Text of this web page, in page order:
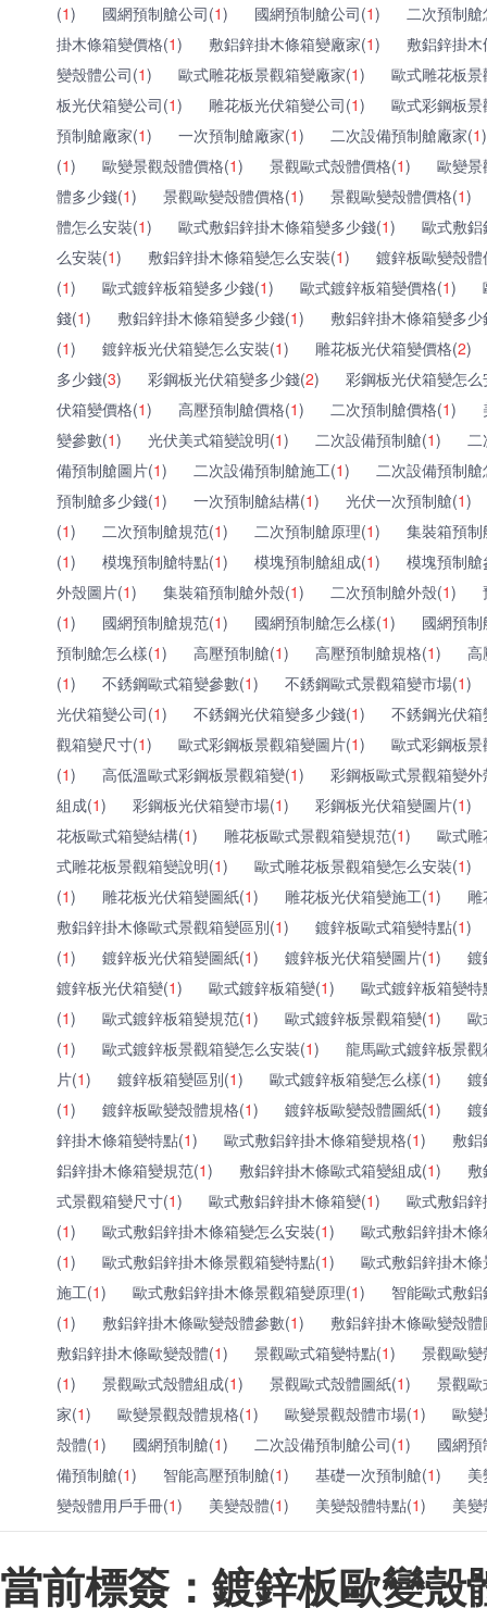
(1) 國網預制艙公司(1) 國網預制艙公司(1)
二次預制
掛木條箱變價格(1) 敷鋁鋅掛木條箱變廠家(1)
敷鋁鋅掛
變殼體公司(1) 歐式雕花板景觀箱變廠家(1)
歐式雕花板
板光伏箱變公司(1) 雕花板光伏箱變公司(1)
歐式彩鋼板
預制艙廠家(1) 一次預制艙廠家(1) 二次設備預制艙廠家(1)
(1) 歐變景觀殼體價格(1) 景觀歐式殼體價格(1)
歐變
體多少錢(1) 景觀歐變殼體價格(1) 景觀歐變殼體價格(1)
體怎么安裝(1) 歐式敷鋁鋅掛木條箱變多少錢(1)
歐式敷
么安裝(1) 敷鋁鋅掛木條箱變怎么安裝(1)
鍍鋅板歐變殼
(1) 歐式鍍鋅板箱變多少錢(1) 歐式鍍鋅板箱變價格(1)
錢(1) 敷鋁鋅掛木條箱變多少錢(1)
敷鋁鋅掛木條箱變多少
(1) 鍍鋅板光伏箱變怎么安裝(1) 雕花板光伏箱變價格(2)
多少錢(3) 彩鋼板光伏箱變多少錢(2)
彩鋼板光伏箱變怎
伏箱變價格(1) 高壓預制艙價格(1) 二次預制艙價格(1)
變參數(1) 光伏美式箱變說明(1) 二次設備預制艙(1)
備預制艙圖片(1) 二次設備預制艙施工(1)
二次設備預制
預制艙多少錢(1) 一次預制艙結構(1) 光伏一次預制艙(1)
(1) 二次預制艙規范(1) 二次預制艙原理(1)
集裝箱預
(1) 模塊預制艙特點(1) 模塊預制艙組成(1)
模塊預制
外殼圖片(1) 集裝箱預制艙外殼(1) 二次預制艙外殼(1)
(1) 國網預制艙規范(1) 國網預制艙怎么樣(1)
國網預
預制艙怎么樣(1) 高壓預制艙(1) 高壓預制艙規格(1)
高
(1) 不銹鋼歐式箱變參數(1) 不銹鋼歐式景觀箱變市場(1)
光伏箱變公司(1) 不銹鋼光伏箱變多少錢(1)
不銹鋼光伏
觀箱變尺寸(1) 歐式彩鋼板景觀箱變圖片(1)
歐式彩鋼板
(1) 高低溫歐式彩鋼板景觀箱變(1)
彩鋼板歐式景觀箱變外
組成(1) 彩鋼板光伏箱變市場(1) 彩鋼板光伏箱變圖片(1)
花板歐式箱變結構(1) 雕花板歐式景觀箱變規范(1)
歐式
式雕花板景觀箱變說明(1) 歐式雕花板景觀箱變怎么安裝(1)
(1) 雕花板光伏箱變圖紙(1) 雕花板光伏箱變施工(1)
敷鋁鋅掛木條歐式景觀箱變區別(1) 鍍鋅板歐式箱變特點(1)
(1) 鍍鋅板光伏箱變圖紙(1) 鍍鋅板光伏箱變圖片(1)
鍍
鍍鋅板光伏箱變(1) 歐式鍍鋅板箱變(1)
歐式鍍鋅板箱變特
(1) 歐式鍍鋅板箱變規范(1) 歐式鍍鋅板景觀箱變(1)
歐
(1) 歐式鍍鋅板景觀箱變怎么安裝(1)
龍馬歐式鍍鋅板景
片(1) 鍍鋅板箱變區別(1) 歐式鍍鋅板箱變怎么樣(1)
鍍
(1) 鍍鋅板歐變殼體規格(1) 鍍鋅板歐變殼體圖紙(1)
鍍
鋅掛木條箱變特點(1) 歐式敷鋁鋅掛木條箱變規格(1)
敷
鋁鋅掛木條箱變規范(1) 敷鋁鋅掛木條歐式箱變組成(1)
式景觀箱變尺寸(1) 歐式敷鋁鋅掛木條箱變(1)
歐式敷鋁
(1) 歐式敷鋁鋅掛木條箱變怎么安裝(1)
歐式敷鋁鋅掛木
(1) 歐式敷鋁鋅掛木條景觀箱變特點(1)
歐式敷鋁鋅掛木
施工(1) 歐式敷鋁鋅掛木條景觀箱變原理(1)
智能歐式敷
(1) 敷鋁鋅掛木條歐變殼體參數(1)
敷鋁鋅掛木條歐變殼
敷鋁鋅掛木條歐變殼體(1) 景觀歐式箱變特點(1)
景觀歐
(1) 景觀歐式殼體組成(1) 景觀歐式殼體圖紙(1)
景觀
家(1) 歐變景觀殼體規格(1) 歐變景觀殼體市場(1)
歐變
殼體(1) 國網預制艙(1) 二次設備預制艙公司(1)
國網
備預制艙(1) 智能高壓預制艙(1) 基礎一次預制艙(1)
變殼體用戶手冊(1) 美變殼體(1) 美變殼體特點(1) 美
當前標簽：鍍鋅板歐變殼